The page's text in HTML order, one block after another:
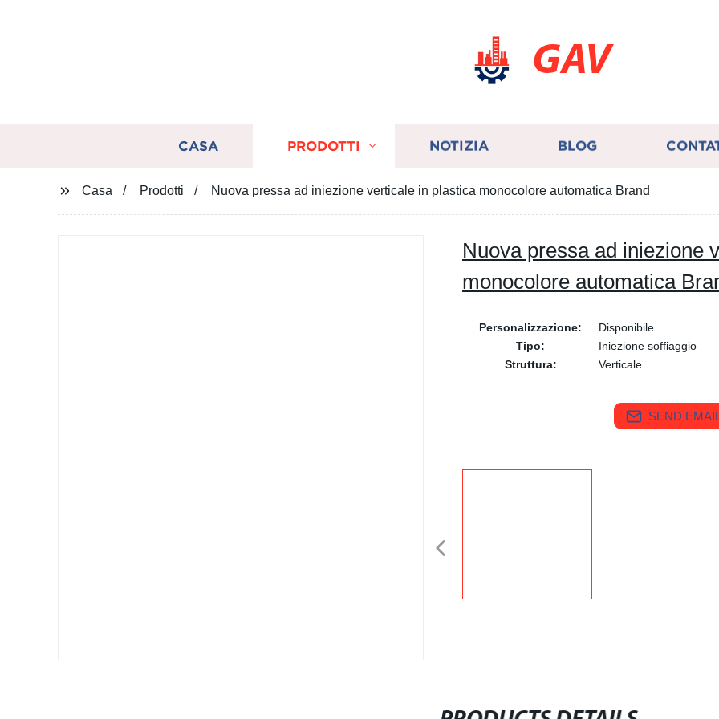
GAV
CASA PRODOTTI NOTIZIA BLOG
Casa Prodotti Nuova pressa ad iniezione verticale in plastica monocolore automatica Brand
Nuova pressa ad iniezione
monocolore automatica
Personalizzazione:
Disponibile
Tipo:
Iniezione soffiaggio
Struttura:
Verticale
SEND